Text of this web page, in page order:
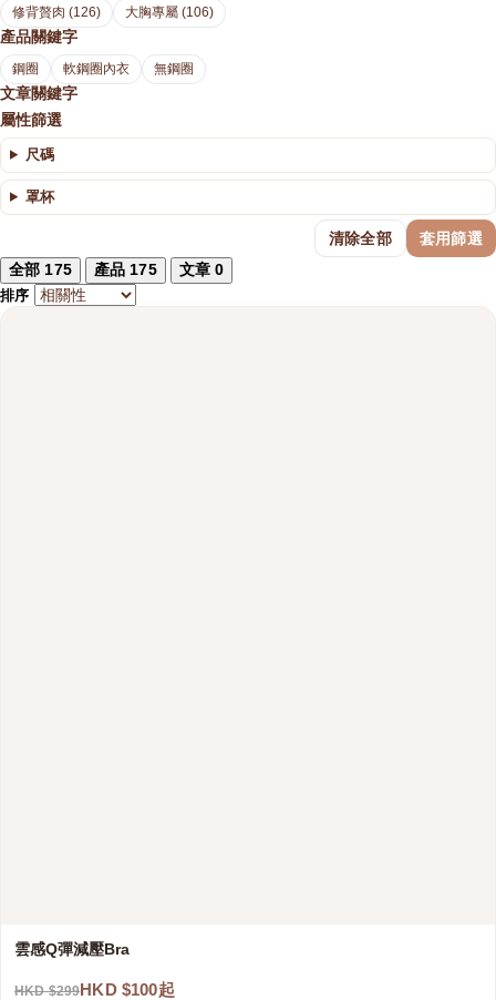
修背贅肉 (126)
大胸專屬 (106)
產品關鍵字
鋼圈 軟鋼圈內衣 無鋼圈
文章關鍵字
屬性篩選
尺碼
罩杯
清除全部
套用篩選
全部 175 產品 175 文章0
排序
雲感Q彈減壓Bra
HKD $299HKD $100起